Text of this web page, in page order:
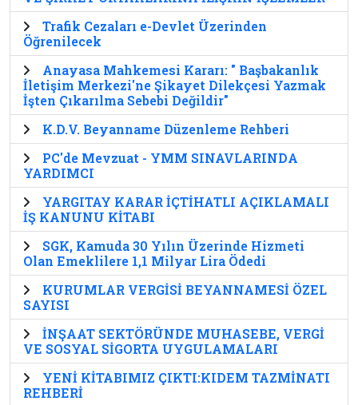
Trafik Cezaları e-Devlet Üzerinden
Öğrenilecek
Anayasa Mahkemesi Kararı: " Başbakanlık
İletişim Merkezi'ne Şikayet Dilekçesi Yazmak
İşten Çıkarılma Sebebi Değildir"
K.D.V. Beyanname Düzenleme Rehberi
PC'de Mevzuat - YMM SINAVLARINDA
YARDIMCI
YARGITAY KARAR İÇTİHATLI AÇIKLAMALI
İŞ KANUNU KİTABI
SGK, Kamuda 30 Yılın Üzerinde Hizmeti
Olan Emeklilere 1,1 Milyar Lira Ödedi
KURUMLAR VERGİSİ BEYANNAMESİ ÖZEL
SAYISI
İNŞAAT SEKTÖRÜNDE MUHASEBE, VERGİ
VE SOSYAL SİGORTA UYGULAMALARI
YENİ KİTABIMIZ ÇIKTI:KIDEM TAZMİNATI
REHBERİ